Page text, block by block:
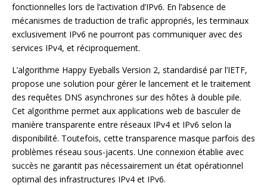
fonctionnelles lors de l’activation d’IPv6. En l’absence de
mécanismes de traduction de trafic appropriés, les terminaux
exclusivement IPv6 ne pourront pas communiquer avec des
services IPv4, et réciproquement.
L’algorithme Happy Eyeballs Version 2, standardisé par l’IETF,
propose une solution pour gérer le lancement et le traitement
des requêtes DNS asynchrones sur des hôtes à double pile.
Cet algorithme permet aux applications web de basculer de
manière transparente entre réseaux IPv4 et IPv6 selon la
disponibilité. Toutefois, cette transparence masque parfois des
problèmes réseau sous-jacents. Une connexion établie avec
succès ne garantit pas nécessairement un état opérationnel
optimal des infrastructures IPv4 et IPv6.